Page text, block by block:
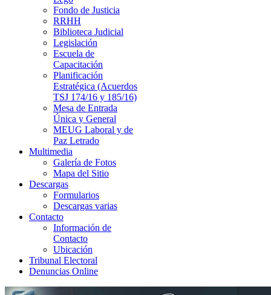
Fondo de Justicia
RRHH
Biblioteca Judicial
Legislación
Escuela de
Capacitación
Planificación
Estratégica (Acuerdos
TSJ 174/16 y 185/16)
Mesa de Entrada
Única y General
MEUG Laboral y de
Paz Letrado
Multimedia
Galería de Fotos
Mapa del Sitio
Descargas
Formularios
Descargas varias
Contacto
Información de
Contacto
Ubicación
Tribunal Electoral
Denuncias Online